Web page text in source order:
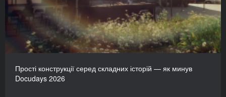
Прості конструкції серед складних історій — як минув
Docudays 2026